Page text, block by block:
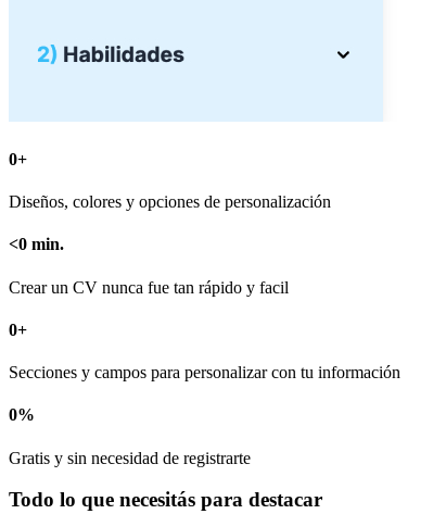
0+
Diseños, colores y opciones de personalización
<0 min.
Crear un CV nunca fue tan rápido y facil
0+
Secciones y campos para personalizar con tu información
0%
Gratis y sin necesidad de registrarte
Todo lo que necesitás para destacar